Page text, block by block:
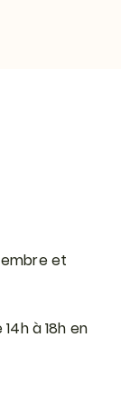
et
à 18h en